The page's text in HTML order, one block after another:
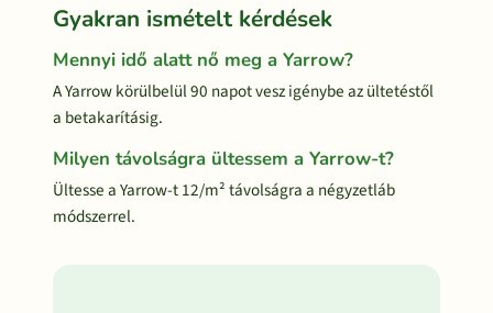
Gyakran ismételt kérdések
Mennyi idő alatt nő meg a Yarrow?
A Yarrow körülbelül 90 napot vesz igénybe az ültetéstől
a betakarításig.
Milyen távolságra ültessem a Yarrow-t?
Ültesse a Yarrow-t 12/m² távolságra a négyzetláb
módszerrel.